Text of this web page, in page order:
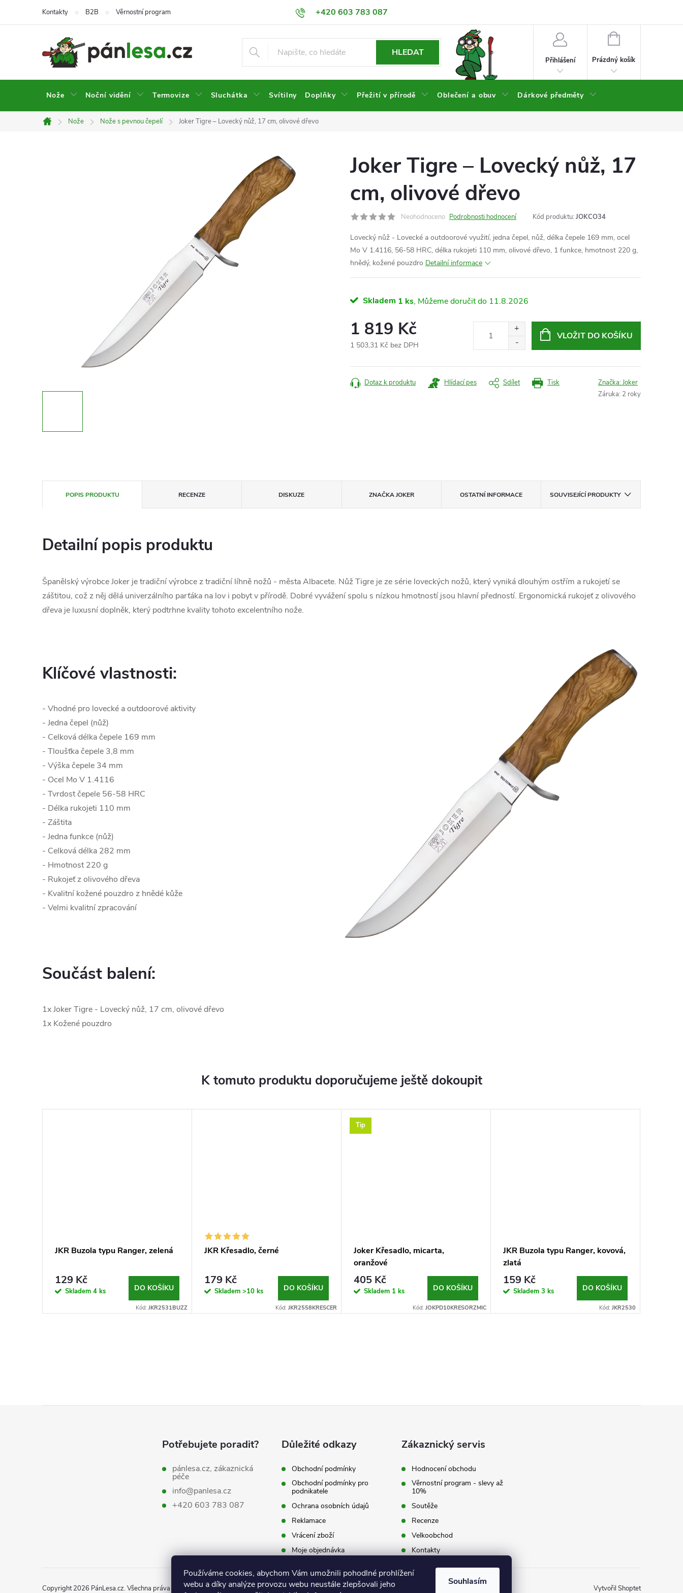
Používáme cookies, abychom Vám umožnili pohodlné prohlížení
webu a díky analýze provozu webu neustále zlepšovali jeho
Souhlasím
+420 603 783 087
Kontakty B2B Věrnostní program
HLEDAT
Přihlášení
NÁKUPNÍ
Prázdný košík
Nože Noční vidění Termovize Sluchátka Svítilny Doplňky Přežití v přírodě Oblečení a obuv Dárkové předměty
Domů
Nože Nože s pevnou čepelí Joker Tigre – Lovecký nůž, 17 cm, olivové dřevo
Joker Tigre – Lovecký nůž, 17
cm, olivové dřevo
Neohodnoceno Podrobnosti hodnocení Kód produktu: JOKCO34
Lovecký nůž - Lovecké a outdoorové využití, jedna čepel, nůž, délka čepele 169 mm, ocel
Mo V 1.4116, 56-58 HRC, délka rukojeti 110 mm, olivové dřevo, 1 funkce, hmotnost 220 g,
hnědý, kožené pouzdro Detailní informace
Skladem 1 ks 11.8.2026
1 819 Kč
1 503,31 Kč bez DPH
cena:
VLOŽIT DO KOŠÍKU
Tisk
Dotaz k produktu Hlídací pes Sdílet Značka:Joker
Záruka: 2 roky
POPIS PRODUKTU RECENZE DISKUZE ZNAČKAJOKER OSTATNÍ INFORMACE SOUVISEJÍCÍ PRODUKTY
Detailní popis produktu
Španělský výrobce Joker je tradiční výrobce z tradiční líhně nožů - města Albacete. Nůž Tigre je ze série loveckých nožů, který vyniká dlouhým ostřím a rukojetí se
záštitou, což z něj dělá univerzálního parťáka na lov i pobyt v přírodě. Dobré vyvážení spolu s nízkou hmotností jsou hlavní předností. Ergonomická rukojeť z olivového
dřeva je luxusní doplněk, který podtrhne kvality tohoto excelentního nože.
Klíčové vlastnosti:
- Vhodné pro lovecké a outdoorové aktivity
- Jedna čepel (nůž)
- Celková délka čepele 169 mm
- Tloušťka čepele 3,8 mm
- Výška čepele 34 mm
- Ocel Mo V 1.4116
- Tvrdost čepele 56-58 HRC
- Délka rukojeti 110 mm
- Záštita
- Jedna funkce (nůž)
- Celková délka 282 mm
- Hmotnost 220 g
- Rukojeť z olivového dřeva
- Kvalitní kožené pouzdro z hnědé kůže
- Velmi kvalitní zpracování
Součást balení:
1x Joker Tigre - Lovecký nůž, 17 cm, olivové dřevo
1x Kožené pouzdro
K tomuto produktu doporučujeme ještě dokoupit
JKR Buzola typu Ranger, zelená
129 Kč
Skladem 4 ks DO KOŠÍKU
Kód: JKR2531BUZZ
JKR Křesadlo, černé
179 Kč
Skladem >10 ks DO KOŠÍKU
Kód: JKR2558KRESCER
Tip
Joker Křesadlo, micarta,
oranžové
405 Kč
Skladem 1 ks DO KOŠÍKU
Kód: JOKPD10KRESORZMIC
JKR Buzola typu Ranger, kovová,
zlatá
159 Kč
Skladem 3 ks DO KOŠÍKU
Kód: JKR2530
Potřebujete poradit?
pánlesa.cz, zákaznická
péče
info@panlesa.cz
+420 603 783 087
Důležité odkazy
Obchodní podmínky
Obchodní podmínky pro
podnikatele
Ochrana osobních údajů
Reklamace
Vrácení zboží
Moje objednávka
Zákaznický servis
Hodnocení obchodu
Věrnostní program - slevy až
10%
Soutěže
Recenze
Velkoobchod
Kontakty
Vytvořil Shoptet
Copyright 2026 PánLesa.cz. Všechna práva vyhrazena.